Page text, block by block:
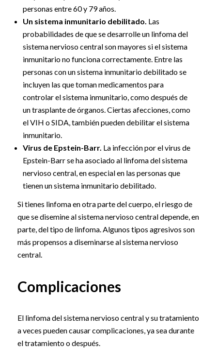
personas entre 60 y 79 años.
Un sistema inmunitario debilitado. Las
probabilidades de que se desarrolle un linfoma del
sistema nervioso central son mayores si el sistema
inmunitario no funciona correctamente. Entre las
personas con un sistema inmunitario debilitado se
incluyen las que toman medicamentos para
controlar el sistema inmunitario, como después de
un trasplante de órganos. Ciertas afecciones, como
el VIH o SIDA, también pueden debilitar el sistema
inmunitario.
Virus de Epstein-Barr. La infección por el virus de
Epstein-Barr se ha asociado al linfoma del sistema
nervioso central, en especial en las personas que
tienen un sistema inmunitario debilitado.
Si tienes linfoma en otra parte del cuerpo, el riesgo de
que se disemine al sistema nervioso central depende, en
parte, del tipo de linfoma. Algunos tipos agresivos son
más propensos a diseminarse al sistema nervioso
central.
Complicaciones
El linfoma del sistema nervioso central y su tratamiento
a veces pueden causar complicaciones, ya sea durante
el tratamiento o después.